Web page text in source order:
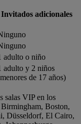
Invitados adicionales
adulto o niño
adulto y 2 niños
de 17 años)
salas VIP en los
Boston,
Düsseldorf, El Cairo,